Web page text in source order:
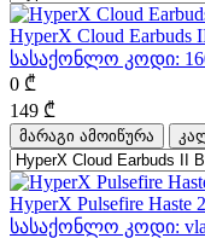
HyperX Cloud Earbuds
სასაქონლო კოდი:
0 ₾
149 ₾
მარაგი ამოიწურა
HyperX Pulsefire Haste
სასაქონლო კოდი: vla